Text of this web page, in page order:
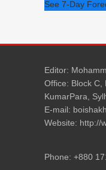
See 7-Day
Editor:
Office: Block C,
KumarPara,
E-mail:
Website: http://
Phone: +880